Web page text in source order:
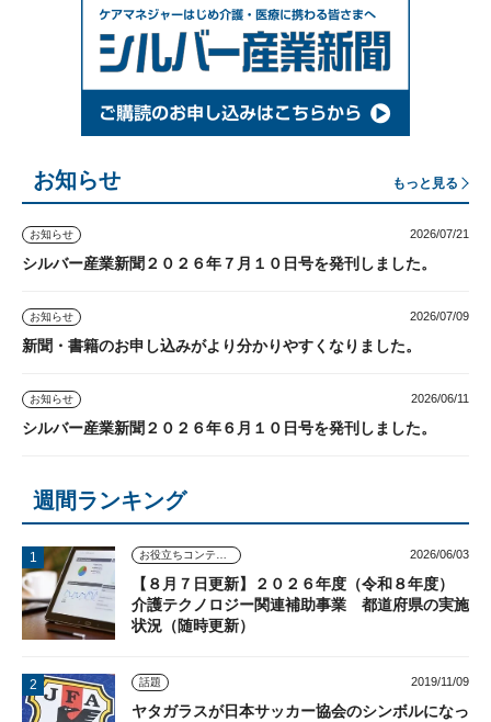
お知らせ もっと見る
お知らせ 2026/07/21
シルバー産業新聞２０２６年７月１０日号を発刊しました。
お知らせ 2026/07/09
新聞・書籍のお申し込みがより分かりやすくなりました。
お知らせ 2026/06/11
シルバー産業新聞２０２６年６月１０日号を発刊しました。
週間ランキング
お役立ちコンテンツ 2026/06/03
【８月７日更新】２０２６年度（令和８年度）
介護テクノロジー関連補助事業 都道府県の実施
状況（随時更新）
話題 2019/11/09
ヤタガラスが日本サッカー協会のシンボルになっ